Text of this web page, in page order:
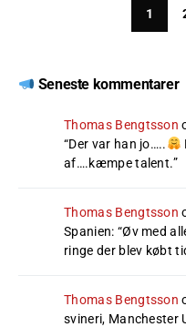
1
Seneste kommentarer
Thomas Bengtsson
“Der var han jo…..
af….kæmpe talent.”
Thomas Bengtsson
Spanien: “Øv med
ringe der blev købt
Thomas Bengtsson
svineri, Manchester